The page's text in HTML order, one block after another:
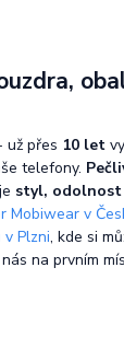
už přes 10 let
telefony.
styl,
Mobiwear v
Plzni, kde si
na prvním